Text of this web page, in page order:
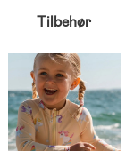
Tilbehør